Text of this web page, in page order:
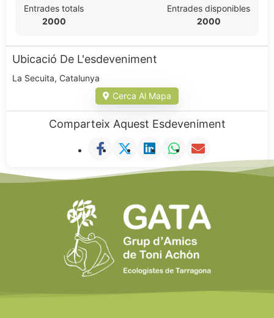
Entrades totals
2000
Entrades disponibles
2000
Ubicació De L'esdeveniment
La Secuita, Catalunya
Cerca Al Mapa
Comparteix Aquest Esdeveniment